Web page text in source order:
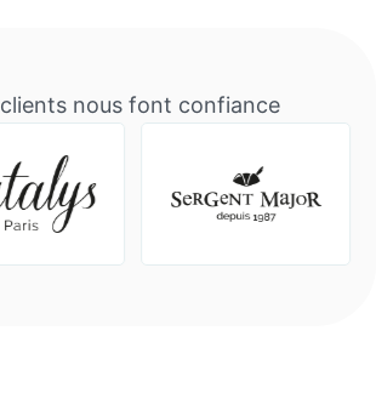
clients nous font confiance